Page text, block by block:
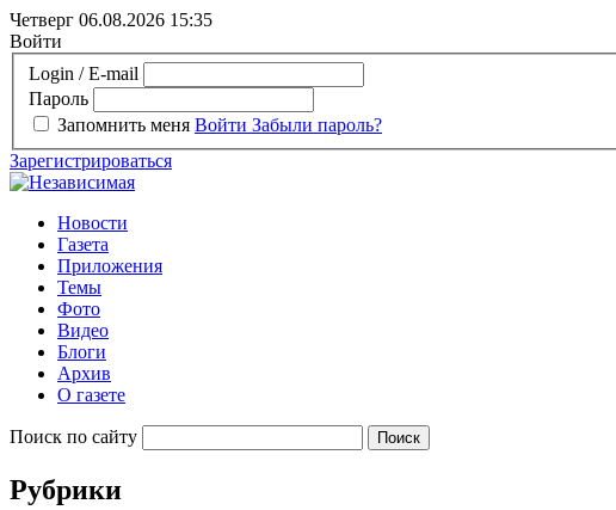
Четверг 06.08.2026 15:35
Войти
Login / E-mail
Пароль
Запомнить меня Войти Забыли пароль?
Зарегистрироваться
Новости
Газета
Приложения
Темы
Фото
Видео
Блоги
Архив
О газете
Поиск по сайту
Рубрики